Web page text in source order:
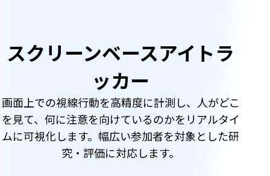
ス
リ
ー
スクリーンベースアイトラ
ッカー
画面上での視線行動を高精度に計測し、人がどこ
を見て、何に注意を向けているのかをリアルタイ
ムに可視化します。幅広い参加者を対象とした研
究・評価に対応します。